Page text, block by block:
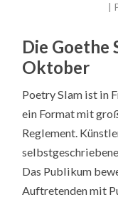
|
Die Goethe
Oktober
Poetry Slam ist in
ein Format mit
Reglement.
Das Publikum
Auftretenden mit